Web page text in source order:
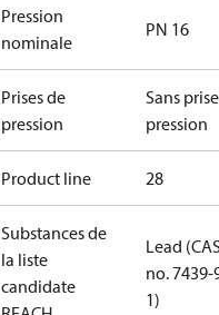
Pression
nominale
PN 16
Prises de
pression
Sans
pression
Product line 28
Substances de
la liste
candidate
Lead
no. 7439-
1)